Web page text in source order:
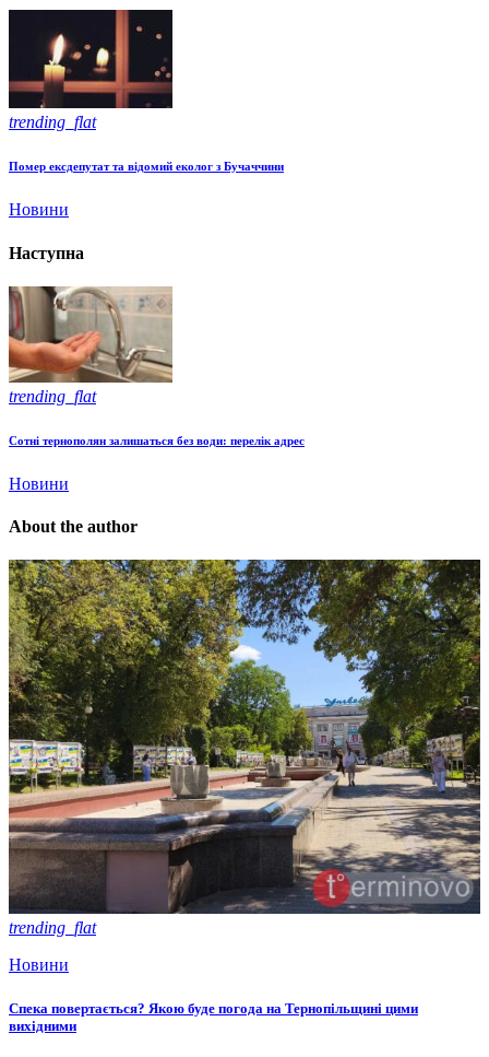
trending_flat
Помер ексдепутат та відомий еколог з Бучаччини
Новини
Наступна
trending_flat
Сотні тернополян залишаться без води: перелік адрес
Новини
About the author
trending_flat
Новини
Спека повертається? Якою буде погода на Тернопільщині цими
вихідними